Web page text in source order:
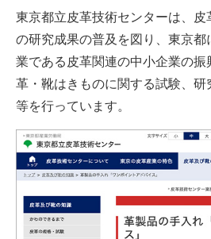
東京都立皮革技術センターは、皮
の研究成果の普及を図り、東京都
業である皮革関連の中小企業の振
革・靴はきものに関する試験、研
等を行っています。